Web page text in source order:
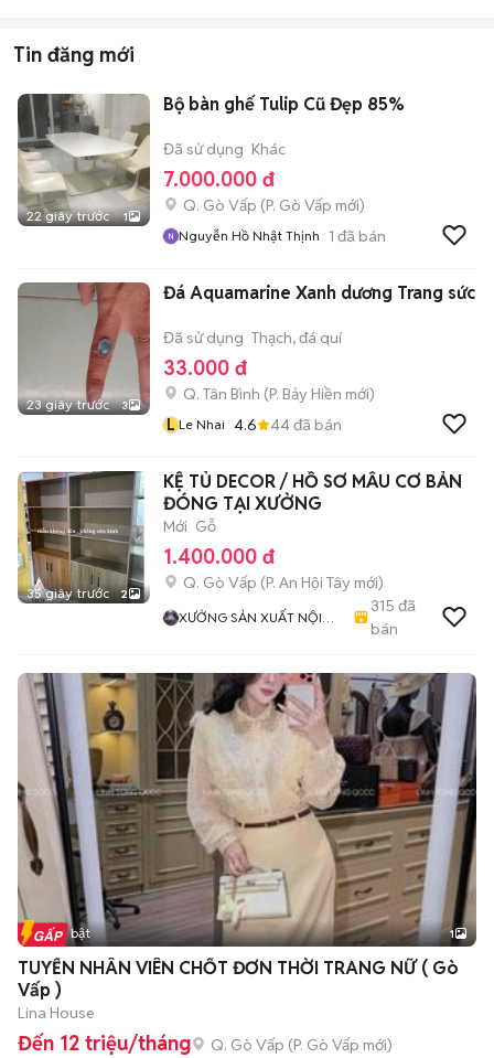
Tin đăng mới
22 giây trước 1
Bộ bàn ghế Tulip Cũ Đẹp 85%
Đã sử dụng Khác
7.000.000 đ
Q. Gò Vấp (P. Gò Vấp mới)
Nguyễn Hồ Nhật Thịnh 1 đã bán
23 giây trước 3
Đá Aquamarine Xanh dương Trang sức
Đã sử dụng Thạch, đá quí
33.000 đ
Q. Tân Bình (P. Bảy Hiền mới)
L Le Nhai 4.6 44đã bán
35 giây trước 2
KỆ TỦ DECOR / HỒ SƠ MẪU CƠ BẢN
ĐÓNG TẠI XƯỞNG
Mới Gỗ
1.400.000 đ
Q. Gò Vấp (P. An Hội Tây mới)
XƯỞNG SẢN XUẤT NỘI
315 đã
bán
Tin nổi bật 1
TUYỂN NHÂN VIÊN CHỐT ĐƠN THỜI TRANG NỮ ( Gò
Vấp )
Lina House
Đến 12 triệu/tháng Q. Gò Vấp (P. Gò Vấp mới)